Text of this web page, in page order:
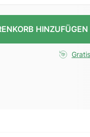
HINZUFÜGEN